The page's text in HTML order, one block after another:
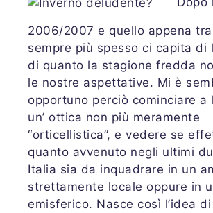
2006/2007 e quello appena
sempre più spesso ci capita di
di quanto la stagione fredda
le nostre aspettative. Mi è
opportuno perciò cominciare a
un’ ottica non più meramente
“orticellistica”, e vedere se
quanto avvenuto negli ultimi
Italia sia da inquadrare in un
strettamente locale oppure in
emisferico. Nasce così l’idea